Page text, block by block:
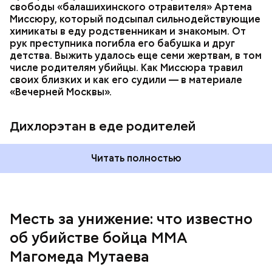
свободы «балашихинского отравителя» Артема
Миссюру, который подсыпал сильнодействующие
химикаты в еду родственникам и знакомым. От
рук преступника погибла его бабушка и друг
детства. Выжить удалось еще семи жертвам, в том
числе родителям убийцы. Как Миссюра травил
своих близких и как его судили — в материале
«Вечерней Москвы».
Дихлорэтан в еде родителей
Читать полностью
Месть за унижение: что известно
об убийстве бойца ММА
Магомеда Мутаева
— Личность подозреваемого установлена,
полицией принимаются меры к задержанию, —
Республике Дагестан.